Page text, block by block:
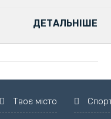
ДЕТАЛЬНІШЕ
Твоє місто